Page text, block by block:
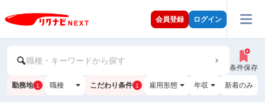
会員登録 ログイン
職種・キーワードから探す
条件保存
勤務地 1 職種 こだわり条件 1 雇用形態 年収 新着のみ